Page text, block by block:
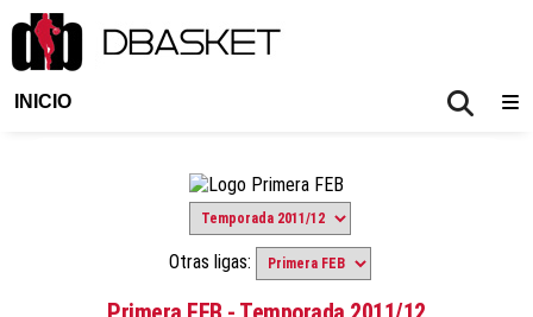
INICIO
Otras ligas: